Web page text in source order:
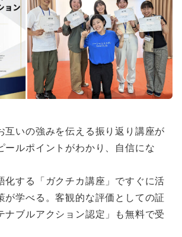
互いの強みを伝える振り返り講座が
ールポイントがわかり、自信にな
化する「ガクチカ講座」ですぐに活
が学べる。客観的な評価としての証
ナブルアクション認定」も無料で受